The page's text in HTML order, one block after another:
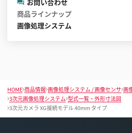
お問い合わせ
商品ラインナップ
画像処理システム
HOME 商品情報 画像処理システム / 画像センサ 画
3次元画像処理システム 型式一覧・外形寸法図
3次元カメラ XG接続モデル 40mm タイプ